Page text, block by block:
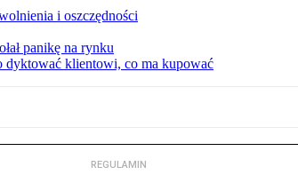
i oszczędności
panikę na rynku
dyktować klientowi, co ma kupować
REGULAMIN